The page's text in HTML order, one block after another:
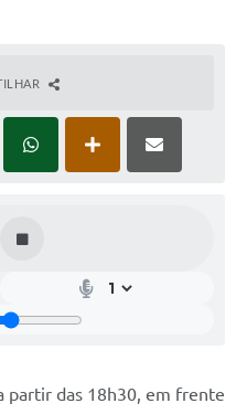
partir das 18h30, em frente